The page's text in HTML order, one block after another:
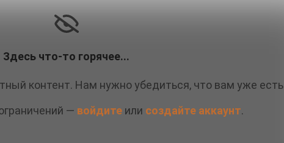
Здесь что-то горячее...
контент. Нам нужно убедиться, что вам уже есть
— войдите или создайте аккаунт.